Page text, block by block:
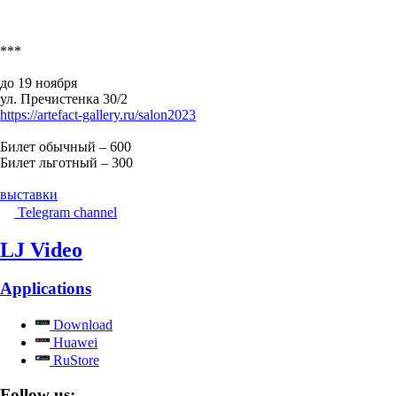
***
до 19 ноября
ул. Пречистенка 30/2
https://artefact-gallery.ru/salon2023
Билет обычный – 600
Билет льготный – 300
выставки
Telegram channel
LJ Video
Applications
Download
Huawei
RuStore